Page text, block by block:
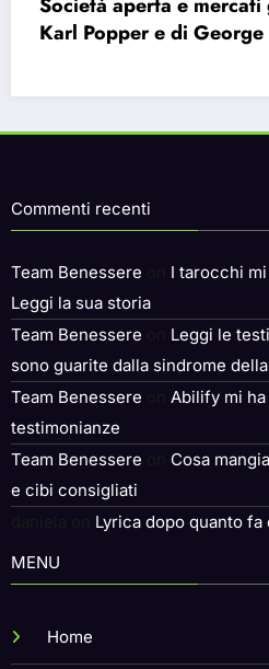
Bauman e la modernità
sentiamo vuoti
Commenti recenti
Team Benessere
I tarocchi
Leggi la sua storia
Team Benessere
Leggi le
sono guarite dalla sindrome
Team Benessere
Abilify mi
testimonianze
Team Benessere
Cosa
e cibi consigliati
Lyrica dopo quanto fa
MENU
Home